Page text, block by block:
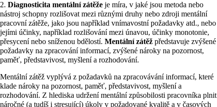
2. Diagnosticita mentální zátěže je míra, v jaké jsou metoda nebo
nástroj schopny rozlišovat mezi různými druhy nebo zdroji mentální
pracovní zátěže, jako jsou například vnímavostní požadavky atd., nebo
jejími účinky, například rozlišování mezi únavou, účinky monotonie,
přesycení nebo sníženou bdělostí. Mentální zátěž představuje zvýšené
požadavky na zpracování informací, zvýšené nároky na pozornost,
paměť, představivost, myšlení a rozhodování.
Mentální zátěž vyplývá z požadavků na zpracovávání informací, které
klade nároky na pozornost, paměť, představivost, myšlení a
rozhodování. Z hlediska udržení mentální způsobilosti pracovníka plnit
náročné (a tudíš i stresující) úkoly v požadované kvalitě a v časových